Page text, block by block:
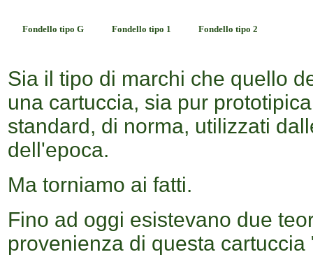
Fondello tipo G Fondello tipo 1 Fondello tipo 2
Sia il tipo di marchi che quello
una cartuccia, sia pur
standard, di norma, utilizzati
dell'epoca.
Ma torniamo ai fatti.
Fino ad oggi esistevano due
provenienza di questa cartuccia